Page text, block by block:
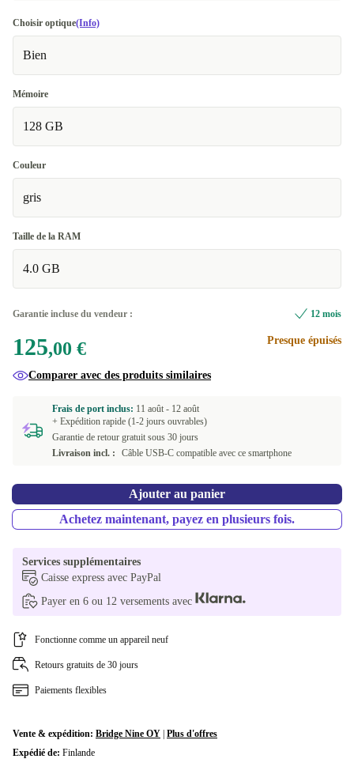
Choisir optique(Info)
Bien
Mémoire
128 GB
Couleur
gris
Taille de la RAM
4.0 GB
Garantie incluse du vendeur : 12 mois
125,00 € Presque épuisés
Comparer avec des produits similaires
Frais de port inclus: 11 août - 12 août
+ Expédition rapide (1-2 jours ouvrables)
Garantie de retour gratuit sous 30 jours
Livraison incl. :
Câble USB-C compatible avec ce smartphone
Ajouter au panier
Achetez maintenant, payez en plusieurs fois.
Services supplémentaires
Caisse express avec PayPal
Payer en 6 ou 12 versements avec
Fonctionne comme un appareil neuf
Retours gratuits de 30 jours
Paiements flexibles
Vente & expédition: Bridge Nine OY Plus d'offres
Expédié de: Finlande